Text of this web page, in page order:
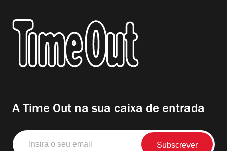
A Time Out na sua caixa de entrada
Insira
o